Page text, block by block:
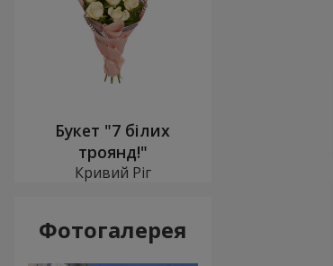
Букет "7 білих
троянд!"
Кривий Ріг
Фотогалерея